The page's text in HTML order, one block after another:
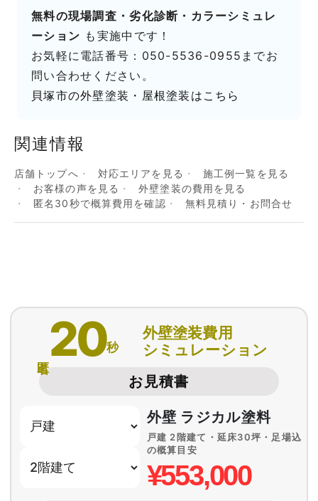
無料の現場調査・劣化診断・カラーシミュレ
ーション も実施中です！
お気軽に電話番号：050-5536-0955までお
問い合わせください。
貝塚市の外壁塗装・屋根塗装はこちら
関連情報
店舗トップへ 対応エリアを見る
施工例一覧を見る
お客様の声を見る
外壁塗装の費用を見る
匿名30秒で概算費用を確認
無料見積り・お問合せ
20秒
外壁塗装費用
シミュレーション
お見積書
外壁 ラジカル塗料
戸建 2階建て・延床30坪・足場込
の概算目安
¥553,000